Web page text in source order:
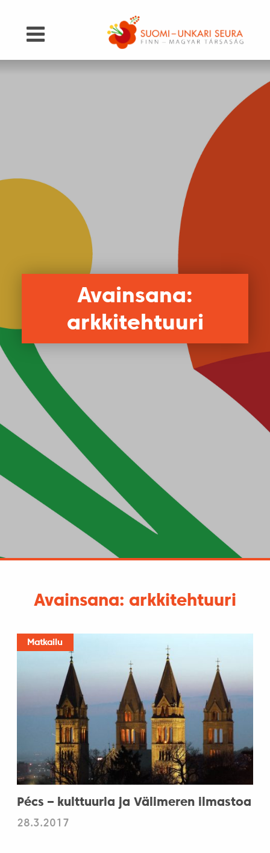
Avainsana:
arkkitehtuuri
Avainsana: arkkitehtuuri
Matkailu
Pécs – kulttuuria ja Välimeren ilmastoa
28.3.2017